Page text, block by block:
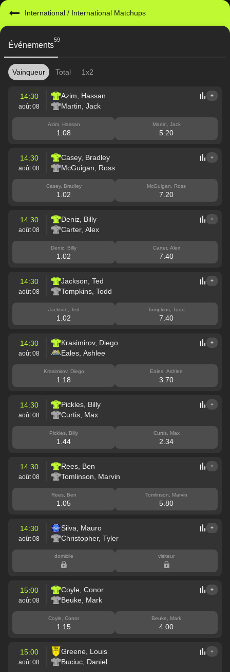
International / International Matchups
Événements
59
Vainqueur Total 1x2
14:30
août 08
Azim, Hassan
Martin, Jack
+
Azim, Hassan
1.08
Martin, Jack
5.20
14:30
août 08
Casey, Bradley
McGuigan, Ross
+
Casey, Bradley
1.02
McGuigan, Ross
7.20
14:30
août 08
Deniz, Billy
Carter, Alex
+
Deniz, Billy
1.02
Carter, Alex
7.40
14:30
août 08
Jackson, Ted
Tompkins, Todd
+
Jackson, Ted
1.02
Tompkins, Todd
7.40
14:30
août 08
Krasimirov, Diego
Eales, Ashlee
+
Krasimirov, Diego
1.18
Eales, Ashlee
3.70
14:30
août 08
Pickles, Billy
Curtis, Max
+
Pickles, Billy
1.44
Curtis, Max
2.34
14:30
août 08
Rees, Ben
Tomlinson, Marvin
+
Rees, Ben
1.05
Tomlinson, Marvin
5.80
14:30
août 08
Silva, Mauro
Christopher, Tyler
+
domicile visiteur
15:00
août 08
Coyle, Conor
Beuke, Mark
+
Coyle, Conor
1.15
Beuke, Mark
4.00
15:00
août 08
Greene, Louis
Buciuc, Daniel
+